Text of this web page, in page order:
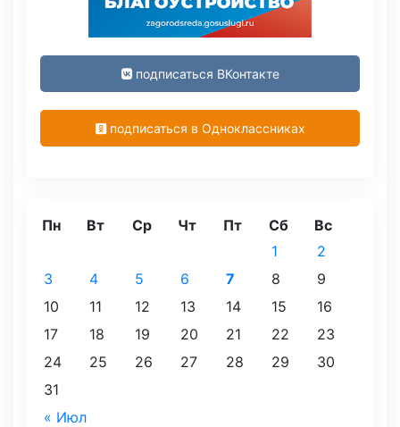
подписаться ВКонтакте
подписаться в Одноклассниках
Пн Вт Ср Чт Пт Сб Вс
« Июл
1
2
3
4 5 6 7 8
9
10
11 12 13 14 15
16
17
18 19 20 21 22
23
24
25 26 27 28 29
30
31